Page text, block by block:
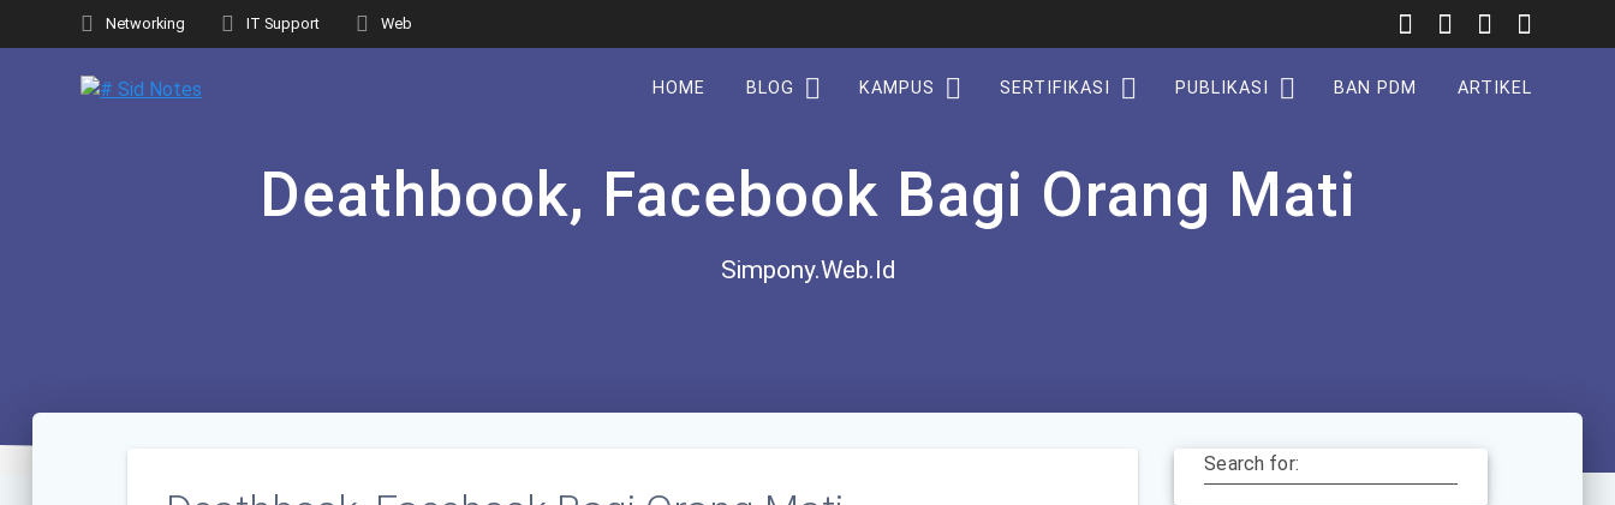
Networking IT Support Web
HOME BLOG KAMPUS SERTIFIKASI PUBLIKASI BAN PDM ARTIKEL
Deathbook, Facebook Bagi Orang Mati
Simpony.Web.Id
Search for: